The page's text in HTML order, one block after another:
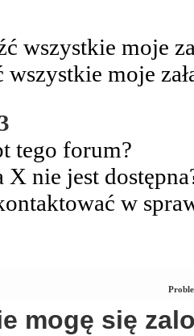
wszystkie moje
wszystkie moje
tego forum?
nie jest
w
mogę się